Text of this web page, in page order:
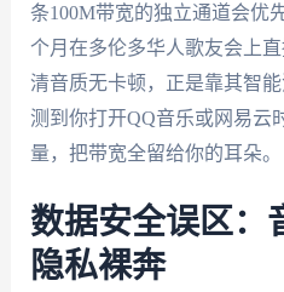
条100M带宽的独立通道会优
个月在多伦多华人歌友会上
清音质无卡顿，正是靠其智
测到你打开QQ音乐或网易云
量，把带宽全留给你的耳朵。
数据安全误区：
隐私裸奔